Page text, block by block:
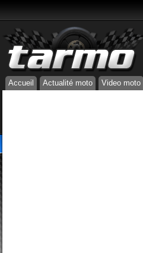
Accueil Actualité moto Video moto